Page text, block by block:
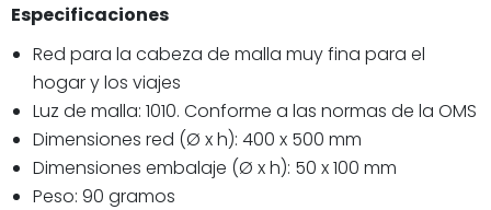
Especificaciones
Red para la cabeza de malla muy fina para el
hogar y los viajes
Luz de malla: 1010. Conforme a las normas de la OMS
Dimensiones red (Ø x h): 400 x 500 mm
Dimensiones embalaje (Ø x h): 50 x 100 mm
Peso: 90 gramos